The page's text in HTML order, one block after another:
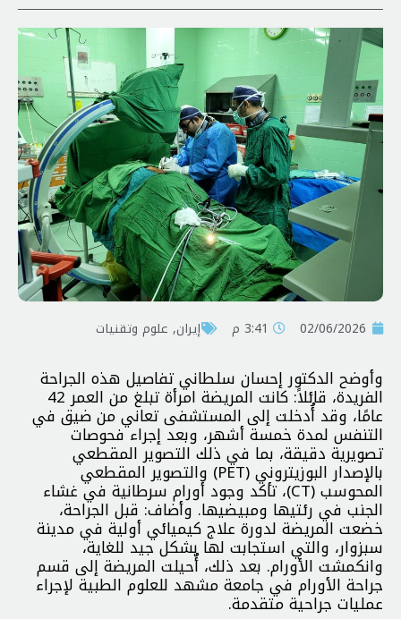
02/06/2026 3:41 م إيران, علوم وتقنيات
وأوضح الدكتور إحسان سلطاني تفاصيل هذه الجراحة
الفريدة، قائلاً: كانت المريضة امرأة تبلغ من العمر 42
عامًا، وقد أُدخلت إلى المستشفى تعاني من ضيق في
التنفس لمدة خمسة أشهر، وبعد إجراء فحوصات
تصويرية دقيقة، بما في ذلك التصوير المقطعي
بالإصدار البوزيتروني (PET) والتصوير المقطعي
المحوسب (CT)، تأكد وجود أورام سرطانية في غشاء
الجنب في رئتيها ومبيضيها. وأضاف: قبل الجراحة،
خضعت المريضة لدورة علاج كيميائي أولية في مدينة
سبزوار، والتي استجابت لها بشكل جيد للغاية،
وانكمشت الأورام. بعد ذلك، أُحيلت المريضة إلى قسم
جراحة الأورام في جامعة مشهد للعلوم الطبية لإجراء
عمليات جراحية متقدمة.